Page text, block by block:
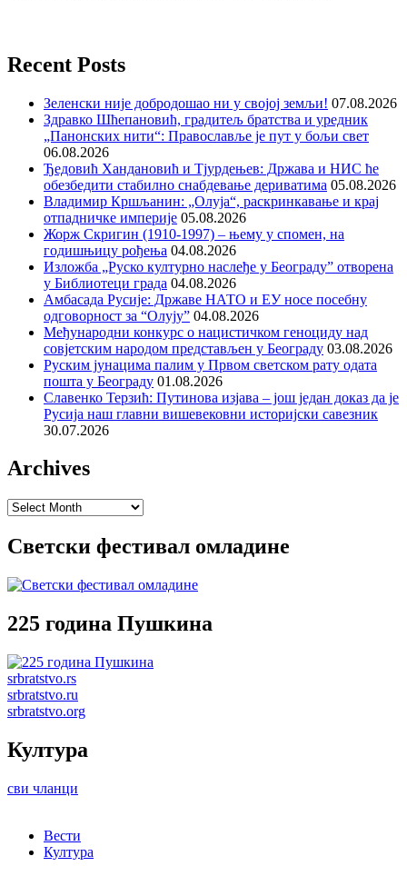
Recent Posts
Зеленски није добродошао ни у својој земљи! 07.08.2026
Здравко Шћепановић, градитељ братства и уредник
„Панонских нити“: Православље је пут у бољи свет
06.08.2026
Ђедовић Хандановић и Тјурдењев: Држава и НИС ће
обезбедити стабилно снабдевање дериватима 05.08.2026
Владимир Кршљанин: „Олуја“, раскринкавање и крај
отпадничке империје 05.08.2026
Жорж Скригин (1910-1997) – њему у спомен, на
годишњицу рођења 04.08.2026
Изложба „Руско културно наслеђе у Београду” отворена
у Библиотеци града 04.08.2026
Амбасада Русије: Државе НАТО и ЕУ носе посебну
одговорност за “Олују” 04.08.2026
Међународни конкурс о нацистичком геноциду над
совјетским народом представљен у Београду 03.08.2026
Руским јунацима палим у Првом светском рату одата
пошта у Београду 01.08.2026
Славенко Терзић: Путинова изјава – још један доказ да је
Русија наш главни вишевековни историјски савезник
30.07.2026
Archives
Archives
Светски фестивал омладине
225 година Пушкина
srbratstvo.rs
srbratstvo.ru
srbratstvo.org
Култура
сви чланци
Вести
Култура